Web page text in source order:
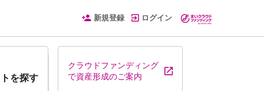
新規登録 ログイン
を探す
クラウドファンディング
で資産形成のご案内